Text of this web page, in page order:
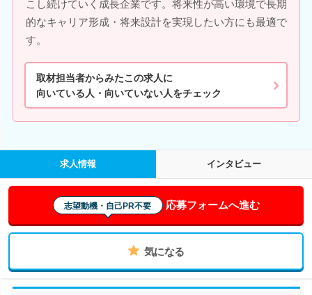
こし続けていく成長企業です。将来性が高い環境で長期
的なキャリア形成・将来設計を実現したい方にも最適で
す。
取材担当者からみたこの求人に
向いている人・向いていない人をチェック
求人情報 インタビュー
志望動機・自己PR不要 応募フォームへ進む
気になる